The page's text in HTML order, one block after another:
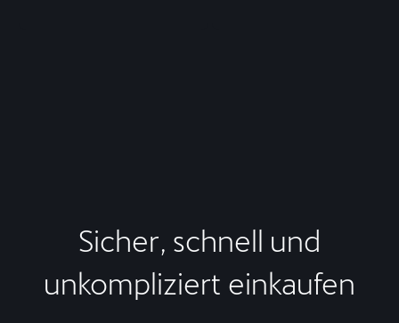
Sicher, schnell und
unkompliziert einkaufen